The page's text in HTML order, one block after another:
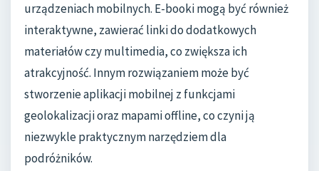
urządzeniach mobilnych. E-booki mogą być również
interaktywne, zawierać linki do dodatkowych
materiałów czy multimedia, co zwiększa ich
atrakcyjność. Innym rozwiązaniem może być
stworzenie aplikacji mobilnej z funkcjami
geolokalizacji oraz mapami offline, co czyni ją
niezwykle praktycznym narzędziem dla
podróżników.